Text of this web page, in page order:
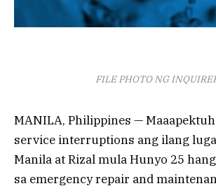
FILE PHOTO NG
MANILA, Philippines —
service interruptions ang ilang
Manila at Rizal mula Hunyo 25
sa emergency repair and